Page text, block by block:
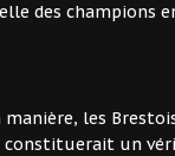
des champions
les
un